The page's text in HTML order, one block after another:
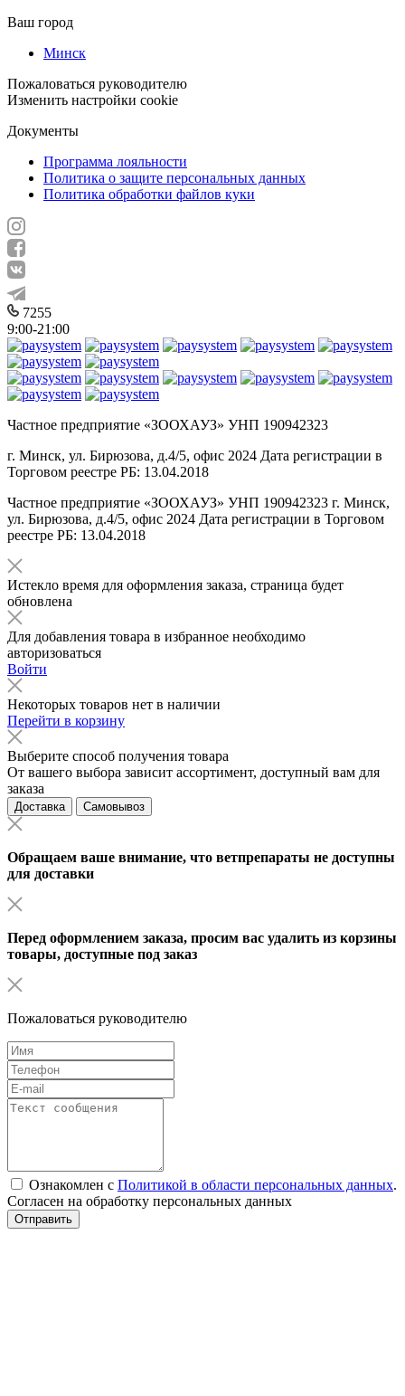
Ваш город
Минск
Пожаловаться руководителю
Изменить настройки cookie
Документы
Программа лояльности
Политика о защите персональных данных
Политика обработки файлов куки
7255
9:00-21:00
Частное предприятие «ЗООХАУЗ» УНП 190942323
г. Минск, ул. Бирюзова, д.4/5, офис 2024 Дата регистрации в
Торговом реестре РБ: 13.04.2018
Частное предприятие «ЗООХАУЗ» УНП 190942323 г. Минск,
ул. Бирюзова, д.4/5, офис 2024 Дата регистрации в Торговом
реестре РБ: 13.04.2018
Истекло время для оформления заказа, страница будет
обновлена
Для добавления товара в избранное необходимо
авторизоваться
Войти
Некоторых товаров нет в наличии
Перейти в корзину
Выберите способ получения товара
От вашего выбора зависит ассортимент, доступный вам для
заказа
Доставка Самовывоз
Обращаем ваше внимание, что ветпрепараты не доступны
для доставки
Перед оформлением заказа, просим вас удалить из корзины
товары, доступные под заказ
Пожаловаться руководителю
Ознакомлен с Политикой в области персональных данных.
Согласен на обработку персональных данных
Отправить